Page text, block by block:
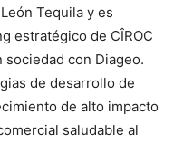
Tequila y es
estratégico de CÎROC
sociedad con Diageo.
de desarrollo de
de alto impacto
saludable al